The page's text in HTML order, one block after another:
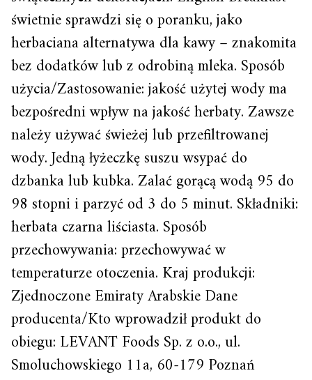
świetnie sprawdzi się o poranku, jako
herbaciana alternatywa dla kawy – znakomita
bez dodatków lub z odrobiną mleka. Sposób
użycia/Zastosowanie: jakość użytej wody ma
bezpośredni wpływ na jakość herbaty. Zawsze
należy używać świeżej lub przefiltrowanej
wody. Jedną łyżeczkę suszu wsypać do
dzbanka lub kubka. Zalać gorącą wodą 95 do
98 stopni i parzyć od 3 do 5 minut. Składniki:
herbata czarna liściasta. Sposób
przechowywania: przechowywać w
temperaturze otoczenia. Kraj produkcji:
Zjednoczone Emiraty Arabskie Dane
producenta/Kto wprowadził produkt do
obiegu: LEVANT Foods Sp. z o.o., ul.
Smoluchowskiego 11a, 60-179 Poznań